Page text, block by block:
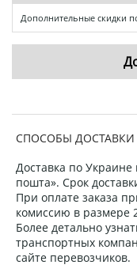
Дополнительные скидки
СПОСОБЫ ДОСТАВКИ
Доставка по Украине
пошта». Срок
При оплате заказа
комиссию в размере
Более детально
транспортных
сайте перевозчиков.